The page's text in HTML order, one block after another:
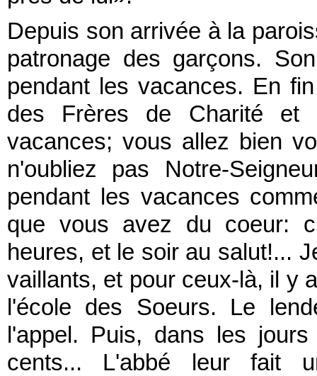
Depuis son arrivée à la
patronage des garçons.
pendant les vacances. En
des Frères de Charité et
vacances; vous allez bien
n'oubliez pas Notre-
pendant les vacances
que vous avez du coeur:
heures, et le soir au salut!...
vaillants, et pour ceux-là, il y
l'école des Soeurs. Le
l'appel. Puis, dans les
cents... L'abbé leur fait